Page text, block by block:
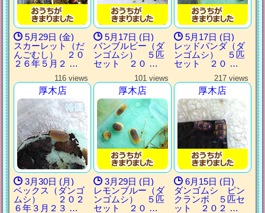
5月29日 (金)
スカーレット（だ
んごむし） ２０
２６年５月２ …
5月17日 (日)
バンブルビー（ダ
ンゴムシ） ５匹
セット ２０ …
5月17日 (日)
レッドパンダ（ダ
ンゴムシ） ５匹
セット ２０ …
116 views
厚木店
3月30日 (月)
ベックス（ダンゴ
ムシ） ２０２
６年３月２３ …
101 views
厚木店
3月29日 (日)
レモンブルー（ダ
ンゴムシ） ５匹
セット ２０ …
217 views
厚木店
6月15日 (日)
ダンゴムシ ピン
クランボ ５匹セ
ット ２０２ …